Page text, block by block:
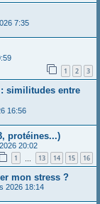
7:35
1 2 3
similitudes entre
16:56
protéines...)
20:02
1 13 14 15 16
mon stress ?
2026 18:14